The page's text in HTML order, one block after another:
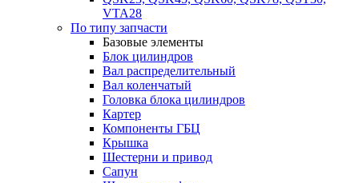
VTA28
По типу запчасти
Базовые элементы
Блок цилиндров
Вал распределительный
Вал коленчатый
Головка блока цилиндров
Картер
Компоненты ГБЦ
Крышка
Шестерни и привод
Сапун